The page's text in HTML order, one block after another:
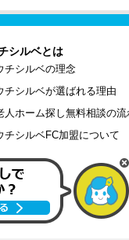
シルベとは
チシルベの理念
チシルベが選ばれる理由
人ホーム探し無料相談の流
チシルベFC加盟について
記事
コラム